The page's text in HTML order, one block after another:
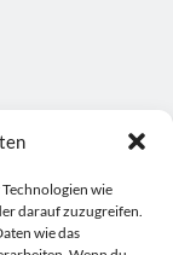
wie
darauf zuzugreifen.
wie das